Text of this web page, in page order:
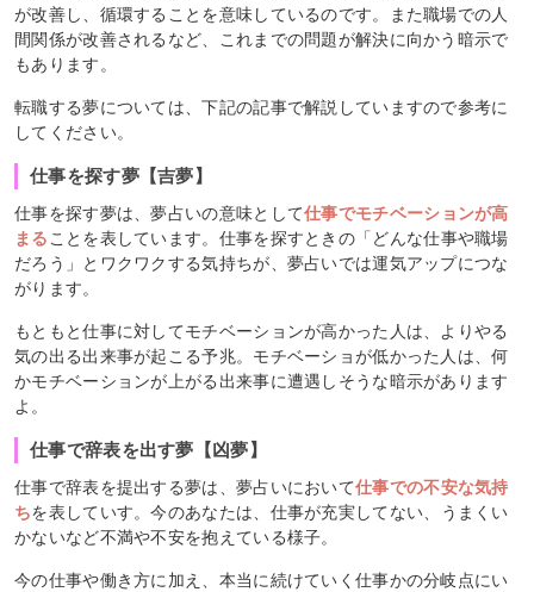
が改善し、循環することを意味しているのです。また職場での人
間関係が改善されるなど、これまでの問題が解決に向かう暗示で
もあります。
転職する夢については、下記の記事で解説していますので参考に
してください。
仕事を探す夢【吉夢】
仕事を探す夢は、夢占いの意味として仕事でモチベーションが高
まる ことを表しています。仕事を探すときの「どんな仕事や職場
だろう」とワクワクする気持ちが、夢占いでは運気アップにつな
がります。
もともと仕事に対してモチベーションが高かった人は、よりやる
気の出る出来事が起こる予兆。モチベーショが低かった人は、何
かモチベーションが上がる出来事に遭遇しそうな暗示があります
よ。
仕事で辞表を出す夢【凶夢】
仕事で辞表を提出する夢は、夢占いにおいて仕事での不安な気持
ちを表していす。今のあなたは、仕事が充実してない、うまくい
かないなど不満や不安を抱えている様子。
今の仕事や働き方に加え、本当に続けていく仕事かの分岐点にい